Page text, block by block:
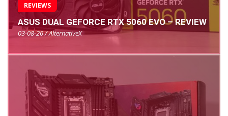
REVIEWS
ASUS DUAL GEFORCE RTX 5060 EVO – REVIEW
03-08-26 / AlternativeX